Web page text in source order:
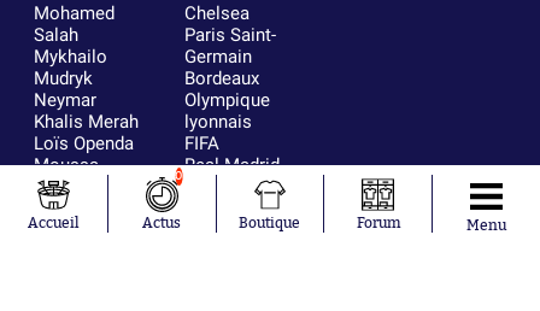
Mohamed
Salah
Mykhailo
Mudryk
Neymar
Khalis Merah
Loïs Openda
Moussa
Niakhaté
Nicolás
Tagliafico
Chelsea
Paris Saint-
Germain
Bordeaux
Olympique
lyonnais
FIFA
Real Madrid
RC Strasbourg
France
Accueil
0
Actus Boutique Forum Menu